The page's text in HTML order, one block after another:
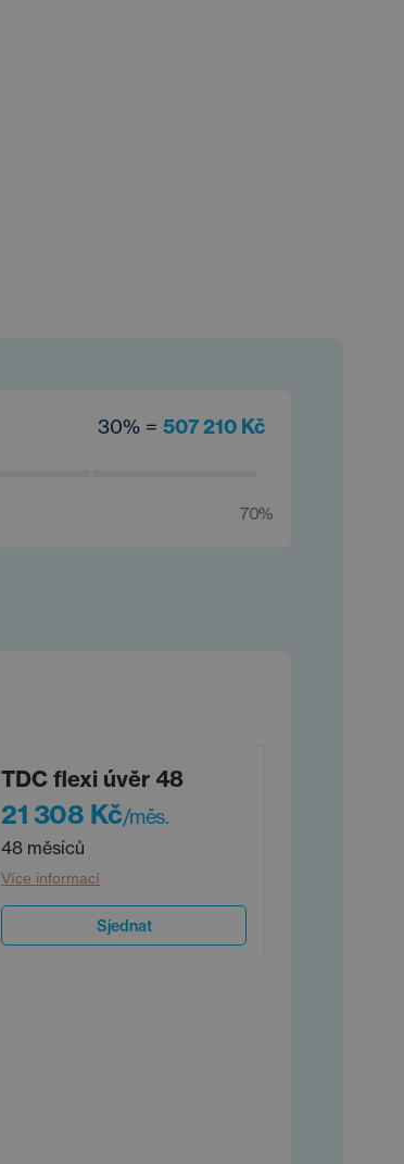
30% = 507 210 Kč
70%
TDC flexi úvěr 48
21 308 Kč/měs.
48 měsíců
Více informací
Sjednat